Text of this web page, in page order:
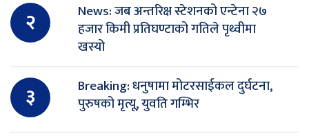
२
News: जब अन्तरिक्ष स्टेशनको एन्टेना २७
हजार किमी प्रतिघण्टाको गतिले पृथ्वीमा
खस्यो
३
Breaking: धनुषामा मोटरसाईकल दुर्घटना,
पुरुषको मृत्यू, युवति गम्भिर